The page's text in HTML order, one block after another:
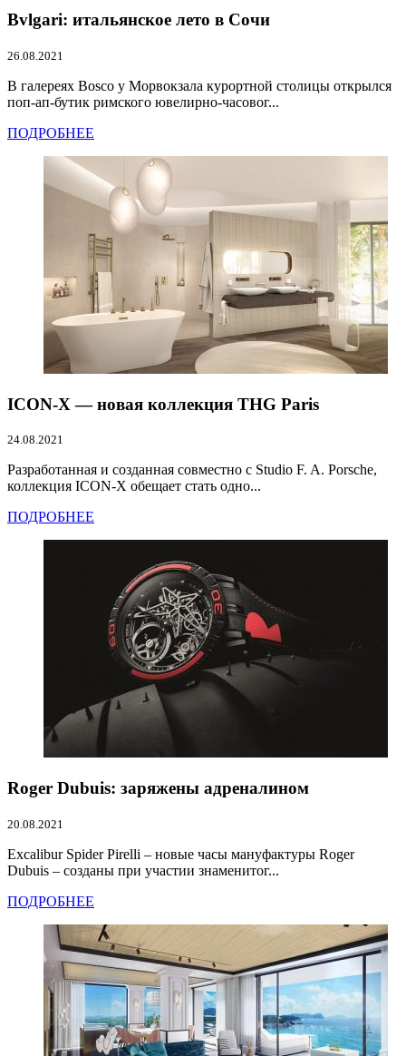
Bvlgari: итальянское лето в Сочи
26.08.2021
В галереях Bosco у Морвокзала курортной столицы открылся
поп-ап-бутик римского ювелирно-часовог...
ПОДРОБНЕЕ
ICON-X — новая коллекция THG Paris
24.08.2021
Разработанная и созданная совместно с Studio F. A. Porsche,
коллекция ICON-X обещает стать одно...
ПОДРОБНЕЕ
Roger Dubuis: заряжены адреналином
20.08.2021
Excalibur Spider Pirelli – новые часы мануфактуры Roger
Dubuis – созданы при участии знаменитог...
ПОДРОБНЕЕ